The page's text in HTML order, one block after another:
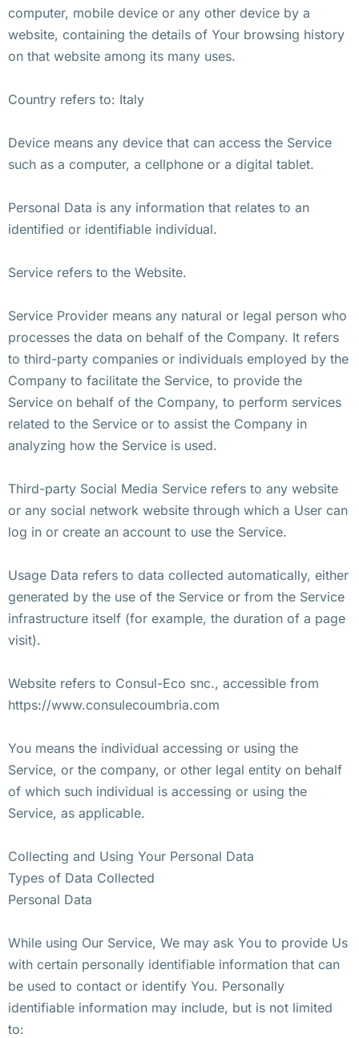
computer, mobile device or any other device by a
website, containing the details of Your browsing history
on that website among its many uses.
Country refers to: Italy
Device means any device that can access the Service
such as a computer, a cellphone or a digital tablet.
Personal Data is any information that relates to an
identified or identifiable individual.
Service refers to the Website.
Service Provider means any natural or legal person who
processes the data on behalf of the Company. It refers
to third-party companies or individuals employed by the
Company to facilitate the Service, to provide the
Service on behalf of the Company, to perform services
related to the Service or to assist the Company in
analyzing how the Service is used.
Third-party Social Media Service refers to any website
or any social network website through which a User can
log in or create an account to use the Service.
Usage Data refers to data collected automatically, either
generated by the use of the Service or from the Service
infrastructure itself (for example, the duration of a page
visit).
Website refers to Consul-Eco snc., accessible from
https://www.consulecoumbria.com
You means the individual accessing or using the
Service, or the company, or other legal entity on behalf
of which such individual is accessing or using the
Service, as applicable.
Collecting and Using Your Personal Data
Types of Data Collected
Personal Data
While using Our Service, We may ask You to provide Us
with certain personally identifiable information that can
be used to contact or identify You. Personally
identifiable information may include, but is not limited
to: